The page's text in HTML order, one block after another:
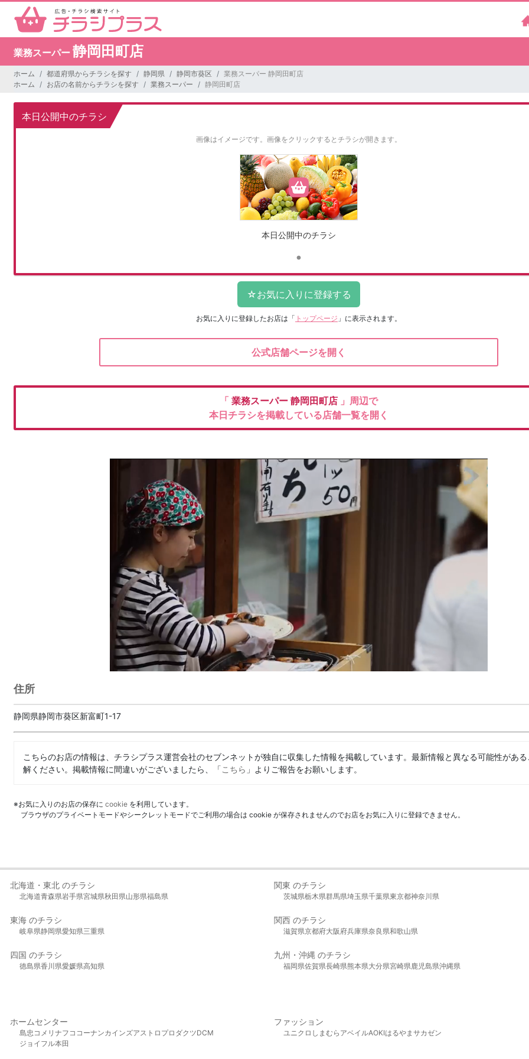
業務スーパー 静岡田町店
ホーム 都道府県からチラシを探す 静岡県 静岡市葵区
業務スーパー 静岡田町店
ホーム
お店の名前からチラシを探す 業務スーパー 静岡田町店
本日公開中のチラシ
画像はイメージです。 画像をクリックするとチラシが開きます。
本日公開中のチラシ
お気に入りに登録したお店は 「 トップページ 」に表示されます。
公式店舗ページを開く
「 業務スーパー 静岡田町店 」周辺で
本日チラシを掲載している店舗一覧を開く
住所
静岡県静岡市葵区新富町1-17
こちらのお店の情報は、チラシプラス運営会社のセブンネットが独自に収集した情報を掲載しています。最新情報と異なる可能性があ
解ください。掲載情報に間違いがございましたら、「こちら 」よりご報告をお願いします。
※お気に入りのお店の保存に cookie を利用しています。
ブラウザのプライベートモードやシークレットモードでご利用の場合は cookie が保存されませんのでお店をお気に入りに登録できません。
北海道・東北 のチラシ
北海道青森県岩手県宮城県秋田県山形県福島県
関東 のチラシ
茨城県栃木県群馬県埼玉県千葉県東京都神奈川県
東海 のチラシ
岐阜県静岡県愛知県三重県
関西 のチラシ
滋賀県京都府大阪府兵庫県奈良県和歌山県
四国 のチラシ
徳島県香川県愛媛県高知県
九州・沖縄 のチラシ
福岡県佐賀県長崎県熊本県大分県宮崎県鹿児島県沖縄県
ホームセンター
島忠 コメリ ナフコ コーナンカインズアストロプロダクツDCM
ジョイフル本田
ファッション
ユニクロ しまむら アベイルAOKIはるやま サカゼン